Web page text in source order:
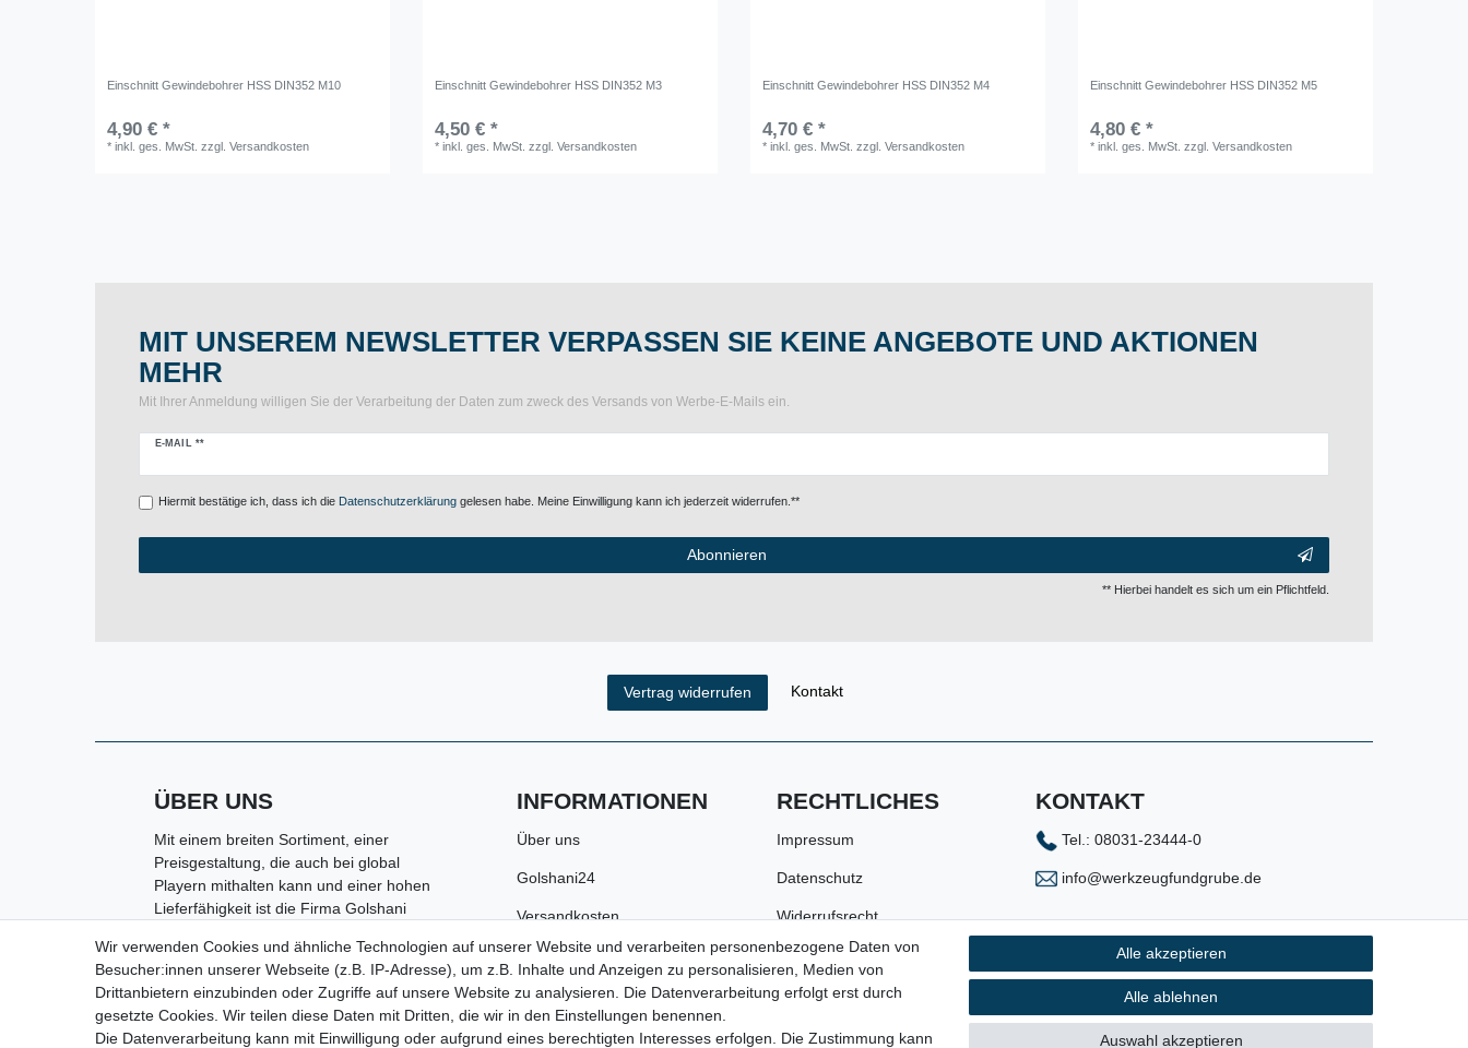
Einschnitt Gewindebohrer HSS DIN352 M10
4,90 € *
*inkl. ges. MwSt. zzgl.Versandkosten
Einschnitt Gewindebohrer HSS DIN352 M3
4,50 € *
*inkl. ges. MwSt. zzgl.Versandkosten
Einschnitt Gewindebohrer HSS DIN352 M4
4,70 € *
*inkl. ges. MwSt. zzgl.Versandkosten
Einschnitt Gewindebohrer HSS DIN352 M5
4,80 € *
*inkl. ges. MwSt. zzgl.Versandkosten
MIT UNSEREM NEWSLETTER VERPASSEN SIE KEINE ANGEBOTE UND AKTIONEN
MEHR
Mit Ihrer Anmeldung willigen Sie der Verarbeitung der Daten zum zweck des Versands von Werbe-E-Mails ein.
E-MAIL **
Newsletter
Hiermit bestätige ich, dass ich die Daten­schutz­erklärunggelesen habe. Meine Einwilligung kann ich jederzeit widerrufen.**
Abonnieren
** Hierbei handelt es sich um ein Pflichtfeld.
Vertrag widerrufen Kontakt
ÜBER UNS
Mit einem breiten Sortiment, einer
Preisgestaltung, die auch bei global
Playern mithalten kann und einer hohen
Lieferfähigkeit ist die Firma Golshani
Partner rund um den Bereich
Maschinen, Handwerkzeuge,
Arbeitsschutz sowie Werkstatt- und
Industriebedarf.
INFORMATIONEN
Über uns
Golshani24
Versandkosten
Zahlungsarten
Batterie- und
Verpackungshinweise
RECHTLICHES
Impressum
Datenschutz
Widerrufsrecht
AGB
Widerrufsformular
KONTAKT
Tel.: 08031-23444-0
info@werkzeugfundgrube.de
Wir verwenden Cookies und ähnliche Technologien auf unserer Website und verarbeiten personenbezogene Daten von
Besucher:innen unserer Webseite (z.B. IP-Adresse), um z.B. Inhalte und Anzeigen zu personalisieren, Medien von
Drittanbietern einzubinden oder Zugriffe auf unsere Website zu analysieren. Die Datenverarbeitung erfolgt erst durch
gesetzte Cookies. Wir teilen diese Daten mit Dritten, die wir in den Einstellungen benennen.
Die Datenverarbeitung kann mit Einwilligung oder aufgrund eines berechtigten Interesses erfolgen. Die Zustimmung kann
Alle akzeptieren
Alle ablehnen
Auswahl akzeptieren